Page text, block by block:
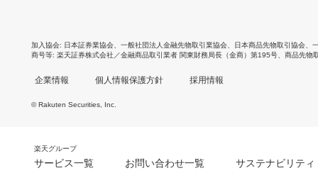
加入協会 日本証券業協会 一般社団法人金融先物取引業協会 日本商品先物取引協会
商号等 楽天証券株式会社／金融商品取引業者 関東財務局長（金商）第195号、商品先物
企業情報 個人情報保護方針 採用情報
© Rakuten Securities, Inc.
楽天グループ
サービス一覧 お問い合わせ一覧 サステナビリティ